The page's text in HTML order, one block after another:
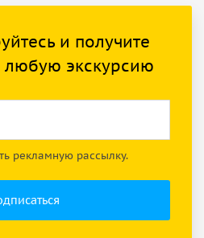
и получите
любую экскурсию
рекламную рассылку.